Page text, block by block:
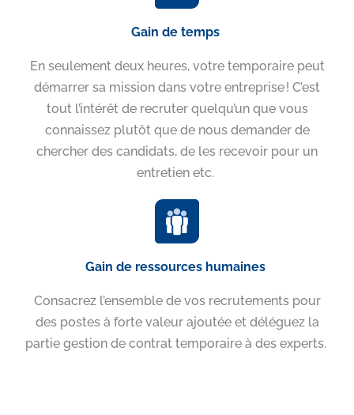
Gain de temps
En seulement deux heures, votre temporaire peut
démarrer sa mission dans votre entreprise ! C’est
tout l’intérêt de recruter quelqu’un que vous
connaissez plutôt que de nous demander de
chercher des candidats, de les recevoir pour un
entretien etc.
Gain de ressources humaines
Consacrez l’ensemble de vos recrutements pour
des postes à forte valeur ajoutée et déléguez la
partie gestion de contrat temporaire à des experts.